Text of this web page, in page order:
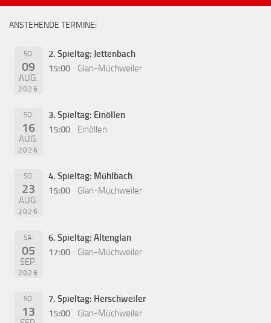
ANSTEHENDE TERMINE:
SO.
09
AUG.
2026
2. Spieltag: Jettenbach
15:00
Glan-Müchweiler
SO.
16
AUG.
2026
3. Spieltag: Einöllen
15:00
Einöllen
SO.
23
AUG.
2026
4. Spieltag: Mühlbach
15:00
Glan-Müchweiler
SA.
05
SEP.
2026
6. Spieltag: Altenglan
17:00
Glan-Müchweiler
SO.
13
7. Spieltag: Herschweiler
15:00
Glan-Müchweiler